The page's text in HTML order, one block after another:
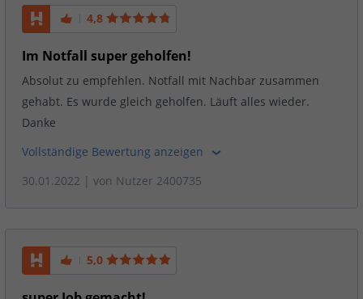
4,8
Im Notfall super geholfen!
Absolut zu empfehlen. Notfall mit Nachbar zusammen
gehabt. Es wurde gleich geholfen. Läuft alles wieder.
Danke
Vollständige Bewertung anzeigen
30.01.2022 | von Nutzer 2400735
5,0